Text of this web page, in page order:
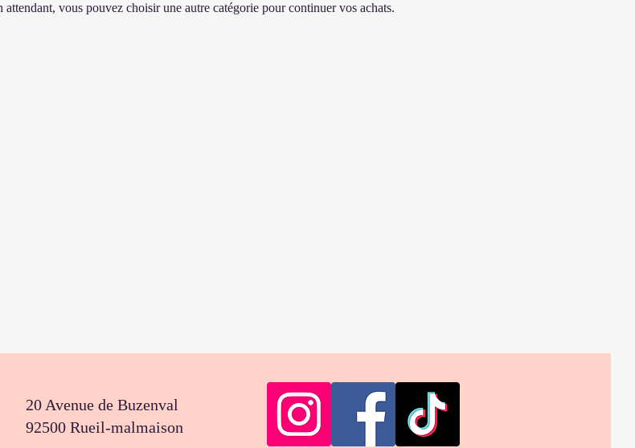
attendant, vous pouvez choisir une autre catégorie pour continuer vos achats.
20 Avenue de Buzenval
92500 Rueil-malmaison